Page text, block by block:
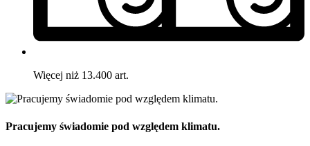
Więcej niż 13.400 art.
Pracujemy świadomie pod względem klimatu.